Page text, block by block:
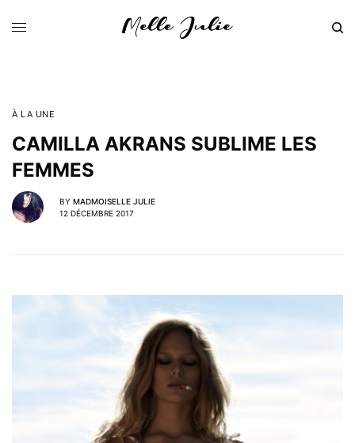
À LA UNE
CAMILLA AKRANS SUBLIME LES
FEMMES
BY MADMOISELLE JULIE
12 DÉCEMBRE 2017